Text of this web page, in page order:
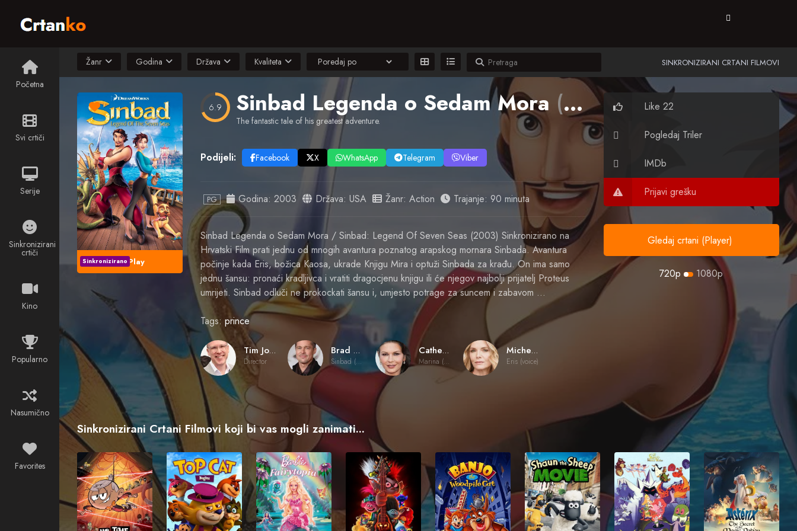
Početna
Svi crtiči
Serije
Sinkronizirani
crtiči
Kino
Popularno
Nasumično
Favorites
Žanr Godina Država Kvaliteta SINKRONIZIRANI CRTANI FILMOVI
Play
Sinkronizirano
6.9 Sinbad Legenda o Sedam Mora (2003)
The fantastic tale of his greatest adventure.
Podijeli: Facebook X WhatsApp Telegram Viber
PG Godina: 2003 Država: USA Žanr: Action Trajanje: 90 minuta
Sinbad Legenda o Sedam Mora / Sinbad: Legend Of Seven Seas (2003) Sinkronizirano na
Hrvatski Film prati jednu od mnogih avantura poznatog arapskog mornara Sinbada. Avantura
počinje kada Eris, božica Kaosa, ukrade Knjigu Mira i optuži Sinbada za krađu. On ima samo
jednu šansu: pronaći kradljivca i vratiti dragocjenu knjigu ili će njegov najbolji prijatelj Proteus
umrijeti. Sinbad odluči ne prokockati šansu i, umjesto potrage za suncem i zabavom …
Tags: prince
Tim Johnson
Director
Brad Pitt
Sinbad (voice)
Catherine Zeta-Jones
Marina (voice)
Michelle Pfeiffer
Eris (voice)
Like 22
Pogledaj Triler
IMDb
Prijavi grešku
Gledaj crtani (Player)
720p 1080p
Sinkronizirani Crtani Filmovi koji bi vas mogli zanimati...